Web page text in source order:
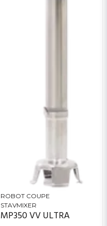
ROBOT COUPE
STAVMIXER
MP350 VV ULTRA